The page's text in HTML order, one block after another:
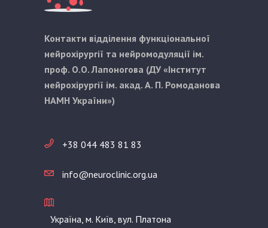
Контакти відділення функціональної
нейрохірургії та нейромодуляції ім.
проф. О.О. Лапоногова (ДУ «Інститут
нейрохірургії ім. акад. А. П. Ромоданова
НАМН України»)
+38 044 483 81 83
info@neuroclinic.org.ua
Україна, м. Київ, вул. Платона